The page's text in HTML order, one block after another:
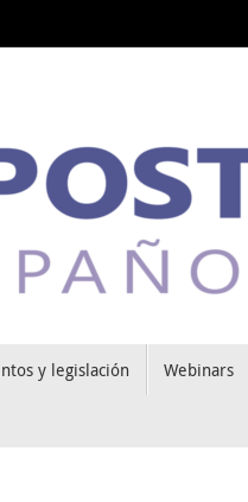
y legislación Webinars